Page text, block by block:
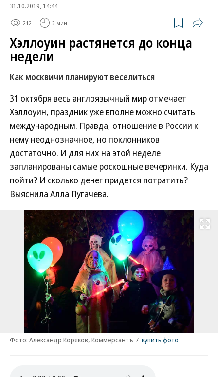
31.10.2019, 14:44
212 2 мин.
Хэллоуин растянется до конца
недели
Как москвичи планируют веселиться
31 октября весь англоязычный мир отмечает
Хэллоуин, праздник уже вполне можно считать
международным. Правда, отношение в России к
нему неоднозначное, но поклонников
достаточно. И для них на этой неделе
запланированы самые роскошные вечеринки. Куда
пойти? И сколько денег придется потратить?
Выяснила Алла Пугачева.
Развернуть
Фото: Александр Коряков, Коммерсантъ / купить фото